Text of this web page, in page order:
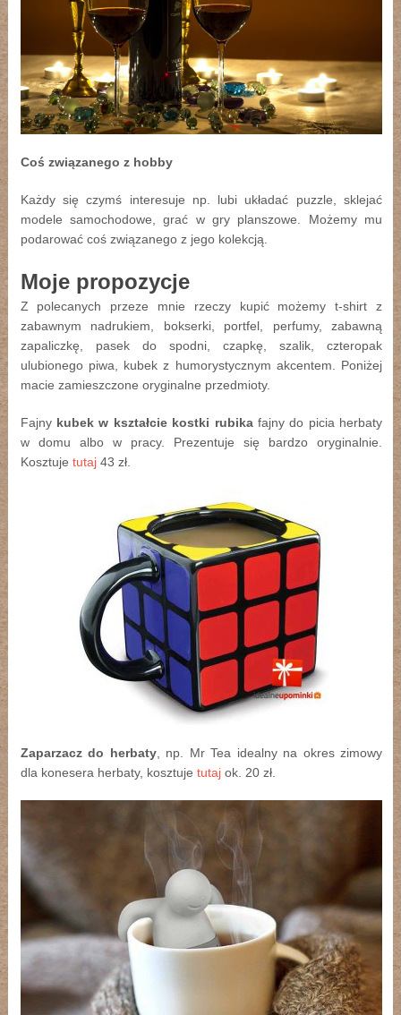
Coś związanego z hobby
Każdy się czymś interesuje np. lubi układać puzzle, sklejać
modele samochodowe, grać w gry planszowe. Możemy mu
podarować coś związanego z jego kolekcją.
Moje propozycje
Z polecanych przeze mnie rzeczy kupić możemy t-shirt z
zabawnym nadrukiem, bokserki, portfel, perfumy, zabawną
zapaliczkę, pasek do spodni, czapkę, szalik, czteropak
ulubionego piwa, kubek z humorystycznym akcentem. Poniżej
macie zamieszczone oryginalne przedmioty.
Fajny kubek w kształcie kostki rubikafajny do picia herbaty
w domu albo w pracy. Prezentuje się bardzo oryginalnie.
Kosztuje tutaj43 zł.
Zaparzacz do herbaty, np. Mr Tea idealny na okres zimowy
dla konesera herbaty, kosztuje tutajok. 20 zł.